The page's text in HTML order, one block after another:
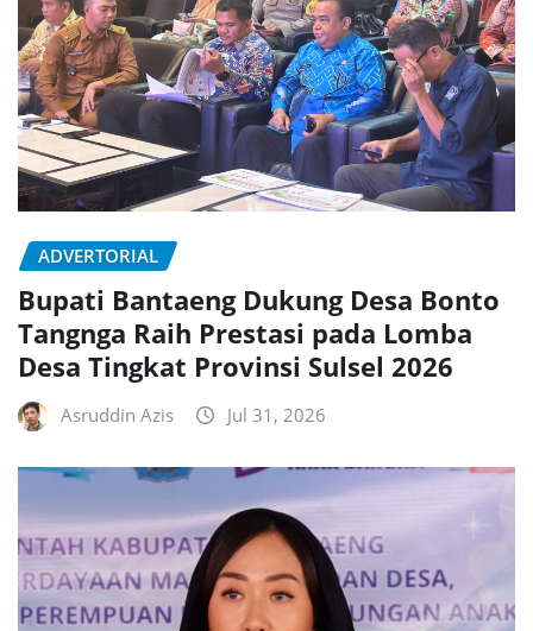
ADVERTORIAL
Bupati Bantaeng Dukung Desa Bonto
Tangnga Raih Prestasi pada Lomba
Desa Tingkat Provinsi Sulsel 2026
Asruddin Azis Jul 31, 2026